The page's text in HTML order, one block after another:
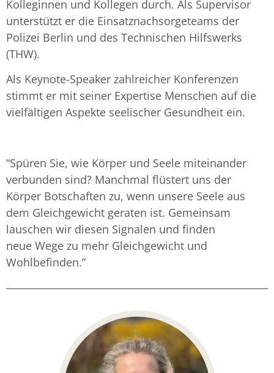
Kolleginnen und Kollegen durch. Als Supervisor
unterstützt er die Einsatznachsorgeteams der
Polizei Berlin und des Technischen Hilfswerks
(THW).
Als Keynote-Speaker zahlreicher Konferenzen
stimmt er mit seiner Expertise Menschen auf die
vielfältigen Aspekte seelischer Gesundheit ein.
“Spüren Sie, wie Körper und Seele miteinander
verbunden sind? Manchmal flüstert uns der
Körper Botschaften zu, wenn unsere Seele aus
dem Gleichgewicht geraten ist. Gemeinsam
lauschen wir diesen Signalen und finden
neue Wege zu mehr Gleichgewicht und
Wohlbefinden.”